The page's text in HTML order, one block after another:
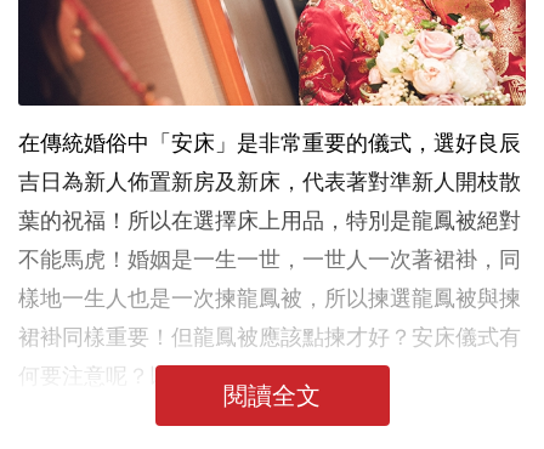
在傳統婚俗中「安床」是非常重要的儀式，選好良辰
吉日為新人佈置新房及新床，代表著對準新人開枝散
葉的祝福！所以在選擇床上用品，特別是龍鳳被絕對
不能馬虎！婚姻是一生一世，一世人一次著裙褂，同
樣地一生人也是一次揀龍鳳被，所以揀選龍鳳被與揀
裙褂同樣重要！但龍鳳被應該點揀才好？安床儀式有
何要注意呢？以下將為大家逐一分解！
閱讀全文